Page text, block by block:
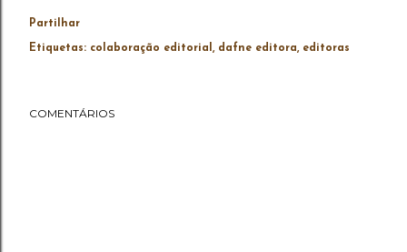
Partilhar
Etiquetas: colaboração editorial dafne editora editoras
COMENTÁRIOS